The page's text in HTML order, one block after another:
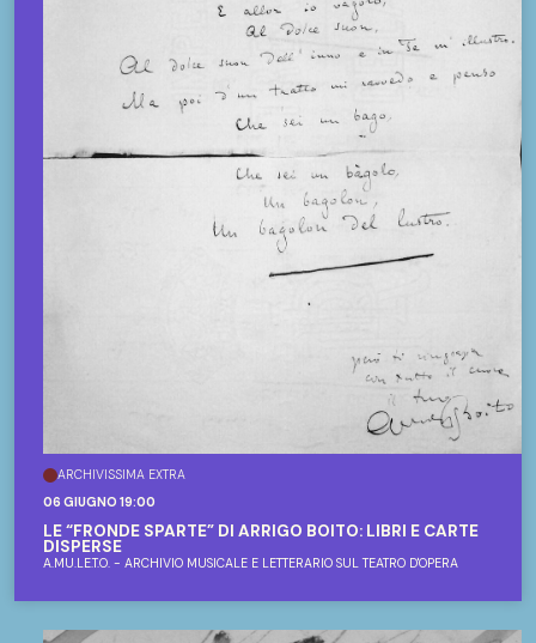
ARCHIVISSIMA EXTRA
06 GIUGNO 19:00
LE “FRONDE SPARTE” DI ARRIGO BOITO: LIBRI E CARTE
DISPERSE
A.MU.LE.T.O. - ARCHIVIO MUSICALE E LETTERARIO SUL TEATRO D'OPERA